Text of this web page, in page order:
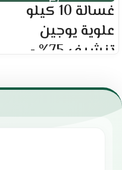
غسالة 10 كيلو
علوية يوجين
تنشيف 75% -
العلامة التجارية : يوجين
تنشيف 75%